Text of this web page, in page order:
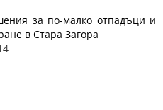
за по-малко отпадъци и
в Стара Загора